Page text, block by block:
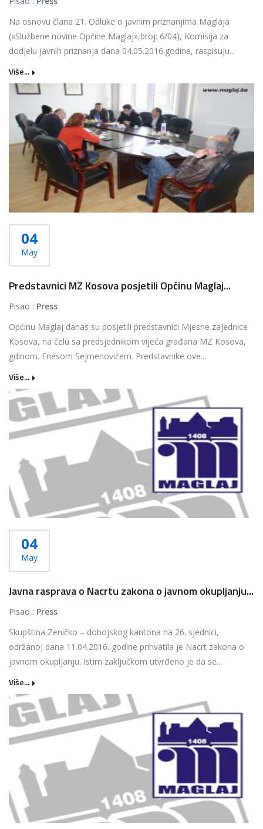
Na osnovu člana 21. Odluke o javnim priznanjima Maglaja
(«Službene novine Općine Maglaj»,broj: 6/04), Komisija za
dodjelu javnih priznanja dana 04.05.2016.godine, raspisuju...
Više...
04
May
Predstavnici MZ Kosova posjetili Općinu Maglaj...
Pisao : Press
Općinu Maglaj danas su posjetili predstavnici Mjesne zajednice
Kosova, na čelu sa predsjednikom vijeća građana MZ Kosova,
gdinom. Enesom Sejmenovićem. Predstavnike ove...
Više...
04
May
Javna rasprava o Nacrtu zakona o javnom okupljanju...
Pisao : Press
Skupština Zeničko – dobojskog kantona na 26. sjednici,
održanoj dana 11.04.2016. godine prihvatila je Nacrt zakona o
javnom okupljanju. Istim zaključkom utvrđeno je da se...
Više...